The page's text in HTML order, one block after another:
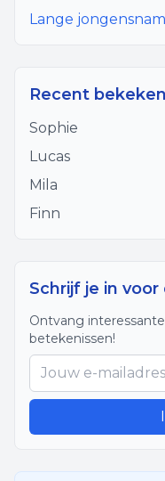
Lange
Recent bekeken
Sophie
Lucas
Mila
Finn
Schrijf je in
Ontvang
betekenissen!